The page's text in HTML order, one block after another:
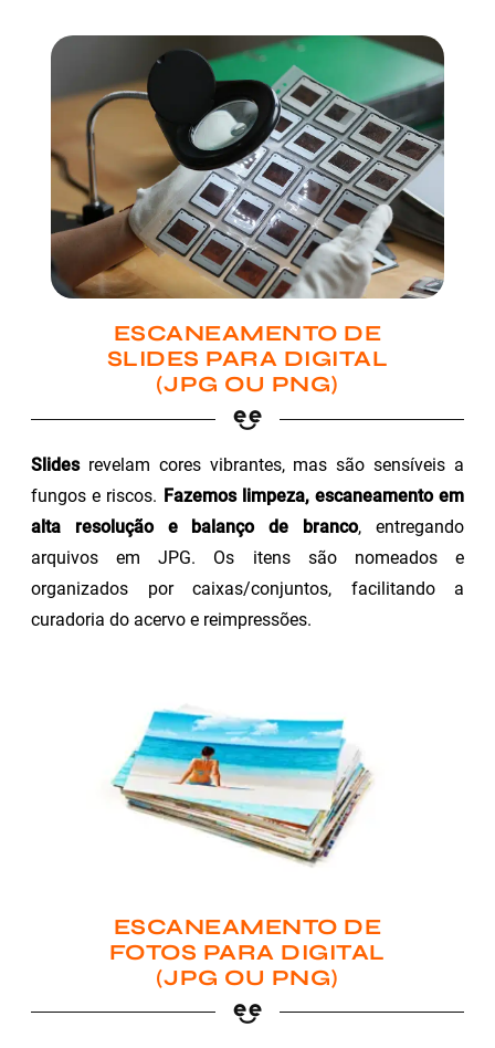
ESCANEAMENTO DE
SLIDES PARA DIGITAL
(JPG OU PNG)
Slidesrevelam cores vibrantes, mas são sensíveis a
fungos e riscos. Fazemos limpeza, escaneamento em
alta resolução e balanço de branco, entregando
arquivos em JPG. Os itens são nomeados e
organizados por caixas/conjuntos, facilitando a
curadoria do acervo e reimpressões.
ESCANEAMENTO DE
FOTOS PARA DIGITAL
(JPG OU PNG)